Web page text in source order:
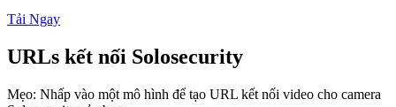
Tải Ngay
URLs kết nối Solosecurity
Mẹo: Nhấp vào một mô hình để tạo URL kết nối video cho camera